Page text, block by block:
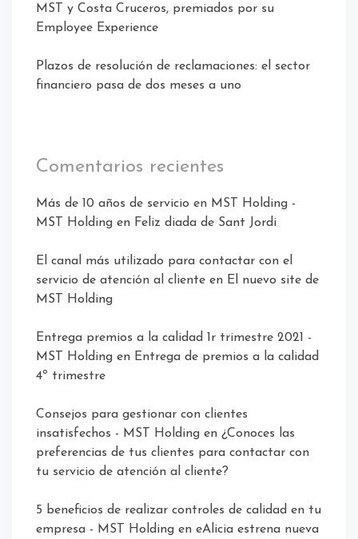
MST y Costa Cruceros, premiados por su
Employee Experience
Plazos de resolución de reclamaciones: el sector
financiero pasa de dos meses a uno
Comentarios recientes
Más de 10 años de servicio en MST Holding -
MST Holding en Feliz diada de Sant Jordi
El canal más utilizado para contactar con el
servicio de atención al cliente en El nuevo site de
MST Holding
Entrega premios a la calidad 1r trimestre 2021 -
MST Holding en Entrega de premios a la calidad
4º trimestre
Consejos para gestionar con clientes
insatisfechos - MST Holding en ¿Conoces las
preferencias de tus clientes para contactar con
tu servicio de atención al cliente?
5 beneficios de realizar controles de calidad en tu
empresa - MST Holding en eAlicia estrena nueva